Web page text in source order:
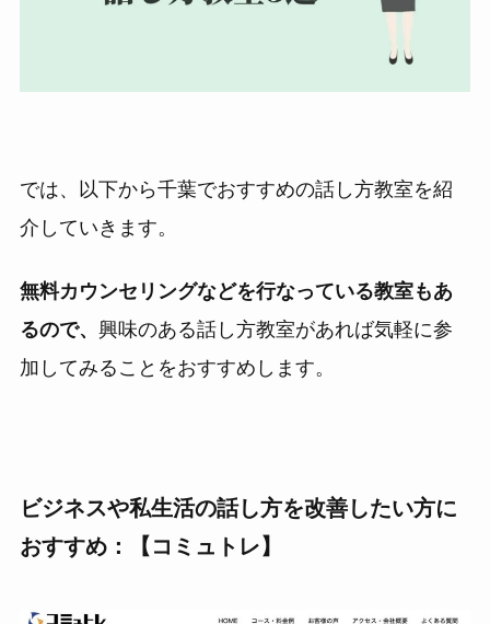
では、以下から千葉でおすすめの話し方教室を紹
介していきます。
無料カウンセリングなどを行なっている教室もあ
るので、 興味のある話し方教室があれば気軽に参
加してみることをおすすめします。
ビジネスや私生活の話し方を改善したい方に
おすすめ：【コミュトレ】